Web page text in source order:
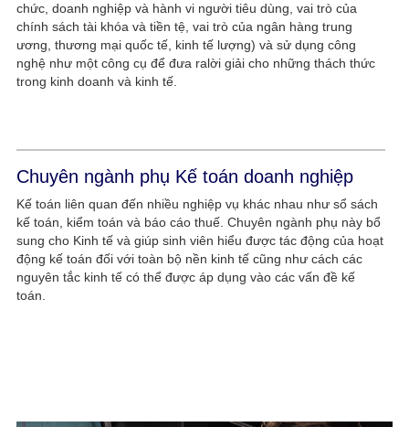
chức, doanh nghiệp và hành vi người tiêu dùng, vai trò của
chính sách tài khóa và tiền tệ, vai trò của ngân hàng trung
ương, thương mại quốc tế, kinh tế lượng) và sử dụng công
nghệ như một công cụ để đưa ralời giải cho những thách thức
trong kinh doanh và kinh tế.
Chuyên ngành phụ Kế toán doanh nghiệp
Kế toán liên quan đến nhiều nghiệp vụ khác nhau như sổ sách
kế toán, kiểm toán và báo cáo thuế. Chuyên ngành phụ này bổ
sung cho Kinh tế và giúp sinh viên hiểu được tác động của hoạt
động kế toán đối với toàn bộ nền kinh tế cũng như cách các
nguyên tắc kinh tế có thể được áp dụng vào các vấn đề kế
toán.